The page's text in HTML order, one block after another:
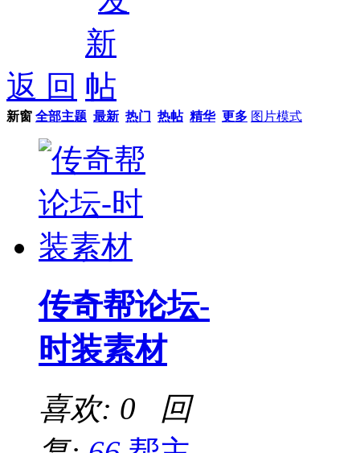
返 回
新窗 全部主题 最新 热门 热帖 精华 更多 图片模式
传奇帮论坛-
时装素材
喜欢: 0 回